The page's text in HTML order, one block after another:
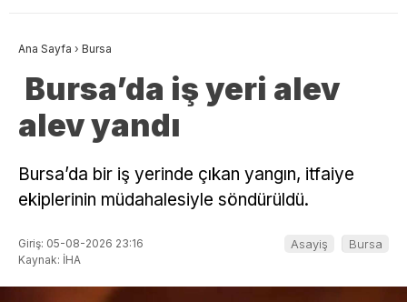
Ana Sayfa › Bursa
Bursa’da iş yeri alev
alev yandı
Bursa’da bir iş yerinde çıkan yangın, itfaiye
ekiplerinin müdahalesiyle söndürüldü.
Giriş: 05-08-2026 23:16
Kaynak: İHA
Asayiş Bursa